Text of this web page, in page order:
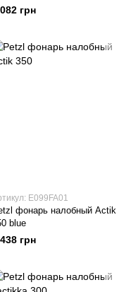
грн
E099FA01
фонарь налобный Actik
blue
грн